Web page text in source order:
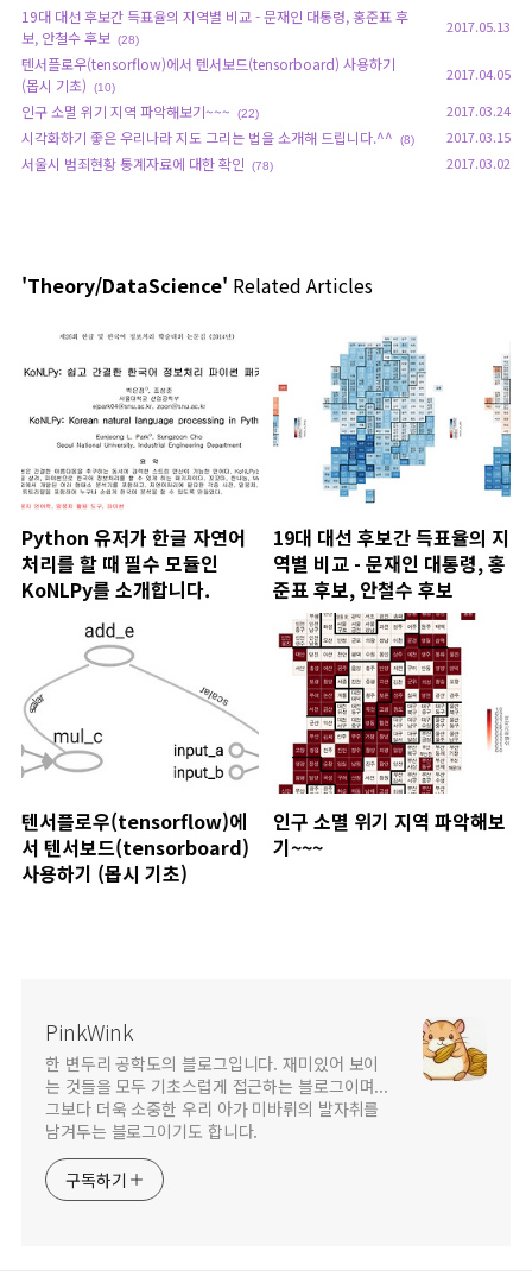
19대 대선 후보간 득표율의 지역별 비교 - 문재인 대통령, 홍준표 후
보, 안철수 후보 (28)
2017.05.13
텐서플로우(tensorflow)에서 텐서보드(tensorboard) 사용하기
(몹시 기초)
(10)
2017.04.05
인구 소멸 위기 지역 파악해보기~~~ (22) 2017.03.24
시각화하기 좋은 우리나라 지도 그리는 법을 소개해 드립니다.^^ (8) 2017.03.15
서울시 범죄현황 통계자료에 대한 확인 (78) 2017.03.02
'Theory/DataScience' Related Articles
Python 유저가 한글 자연어
처리를 할 때 필수 모듈인
KoNLPy를 소개합니다.
19대 대선 후보간 득표율의 지
역별 비교 - 문재인 대통령, 홍
준표 후보, 안철수 후보
텐서플로우(tensorflow)에
서 텐서보드(tensorboard)
사용하기 (몹시 기초)
인구 소멸 위기 지역 파악해보
기~~~
PinkWink
한 변두리 공학도의 블로그입니다. 재미있어 보이
는 것들을 모두 기초스럽게 접근하는 블로그이며...
그보다 더욱 소중한 우리 아가 미바뤼의 발자취를
남겨두는 블로그이기도 합니다.
구독하기